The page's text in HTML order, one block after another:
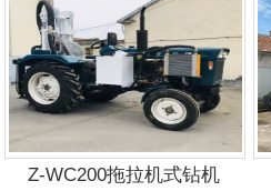
Z-WC200拖拉机式钻机